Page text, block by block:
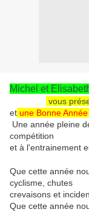
Michel et
vous
et une Bonne
Une année pleine
compétition
et à l'entrainement
Que cette année
cyclisme, chutes
crevaisons et
Que cette année